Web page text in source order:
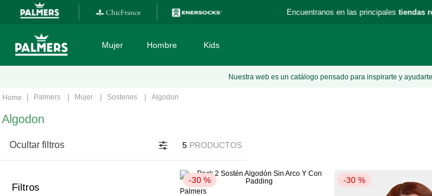
Encuentranos en las principales tiendas
Mujer Hombre Kids
2.
3.
boxer
5.
Nuestra web es un catálogo pensado para inspirarte y
Palmers Mujer Sostenes Algodon
Algodon
Ocultar filtros
Filtros
5 PRODUCTOS
-30 %
Palmers
-30 %